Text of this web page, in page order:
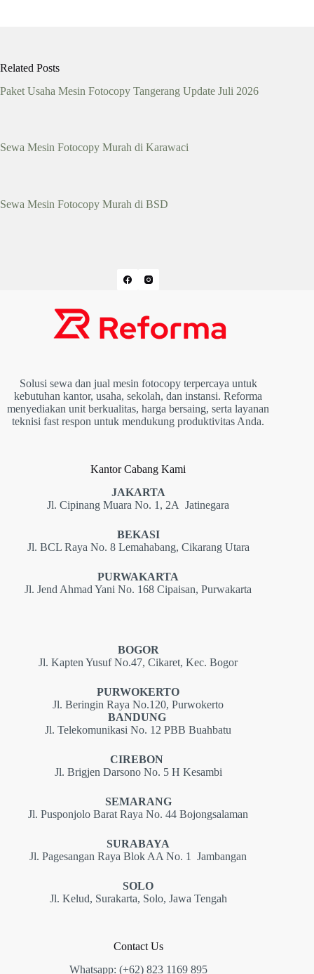
Related Posts
Paket Usaha Mesin Fotocopy Tangerang Update Juli 2026
Sewa Mesin Fotocopy Murah di Karawaci
Sewa Mesin Fotocopy Murah di BSD
Solusi sewa dan jual mesin fotocopy terpercaya untuk
kebutuhan kantor, usaha, sekolah, dan instansi. Reforma
menyediakan unit berkualitas, harga bersaing, serta layanan
teknisi fast respon untuk mendukung produktivitas Anda.
Kantor Cabang Kami
JAKARTA
Jl. Cipinang Muara No. 1, 2A Jatinegara
BEKASI
Jl. BCL Raya No. 8 Lemahabang, Cikarang Utara
PURWAKARTA
Jl. Jend Ahmad Yani No. 168 Cipaisan, Purwakarta
BOGOR
Jl. Kapten Yusuf No.47, Cikaret, Kec. Bogor
PURWOKERTO
Jl. Beringin Raya No.120, Purwokerto
BANDUNG
Jl. Telekomunikasi No. 12 PBB Buahbatu
CIREBON
Jl. Brigjen Darsono No. 5 H Kesambi
SEMARANG
Jl. Pusponjolo Barat Raya No. 44 Bojongsalaman
SURABAYA
Jl. Pagesangan Raya Blok AA No. 1 Jambangan
SOLO
Jl. Kelud, Surakarta, Solo, Jawa Tengah
Contact Us
Whatsapp: (+62) 823 1169 895